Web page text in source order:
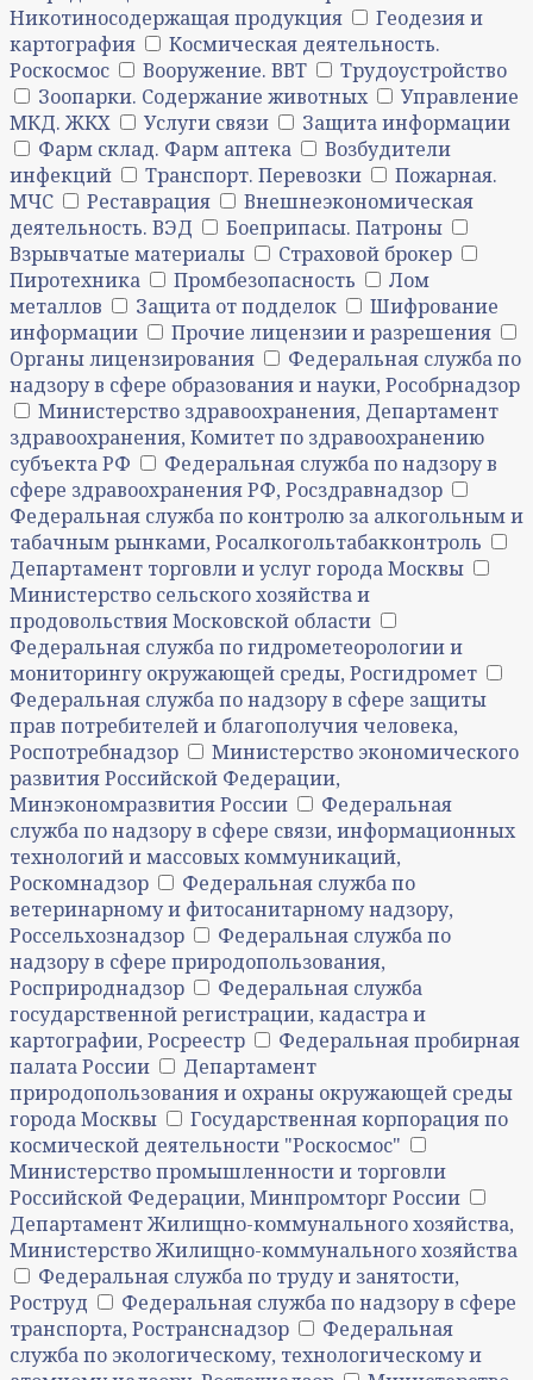
Никотиносодержащая продукция
Геодезия и
картография
Космическая деятельность.
Роскосмос
Вооружение. ВВТ
Трудоустройство
Зоопарки. Содержание животных
Управление
МКД. ЖКХ
Услуги связи
Защита информации
Фарм склад. Фарм аптека
Возбудители
инфекций
Транспорт. Перевозки
Пожарная.
МЧС
Реставрация
Внешнеэкономическая
деятельность. ВЭД
Боеприпасы. Патроны
Взрывчатые материалы
Страховой брокер
Пиротехника
Промбезопасность
Лом
металлов
Защита от подделок
Шифрование
информации
Прочие лицензии и разрешения
Органы лицензирования
Федеральная служба по
надзору в сфере образования и науки, Рособрнадзор
Министерство здравоохранения, Департамент
здравоохранения, Комитет по здравоохранению
субъекта РФ
Федеральная служба по надзору в
сфере здравоохранения РФ, Росздравнадзор
Федеральная служба по контролю за алкогольным и
табачным рынками, Росалкогольтабакконтроль
Департамент торговли и услуг города Москвы
Министерство сельского хозяйства и
продовольствия Московской области
Федеральная служба по гидрометеорологии и
мониторингу окружающей среды, Росгидромет
Федеральная служба по надзору в сфере защиты
прав потребителей и благополучия человека,
Роспотребнадзор
Министерство экономического
развития Российской Федерации,
Минэкономразвития России
Федеральная
служба по надзору в сфере связи, информационных
технологий и массовых коммуникаций,
Роскомнадзор
Федеральная служба по
ветеринарному и фитосанитарному надзору,
Россельхознадзор
Федеральная служба по
надзору в сфере природопользования,
Росприроднадзор
Федеральная служба
государственной регистрации, кадастра и
картографии, Росреестр
Федеральная пробирная
палата России
Департамент
природопользования и охраны окружающей среды
города Москвы
Государственная корпорация по
космической деятельности "Роскосмос"
Министерство промышленности и торговли
Российской Федерации, Минпромторг России
Департамент Жилищно-коммунального хозяйства,
Министерство Жилищно-коммунального хозяйства
Федеральная служба по труду и занятости,
Роструд
Федеральная служба по надзору в сфере
транспорта, Ространснадзор
Федеральная
служба по экологическому, технологическому и